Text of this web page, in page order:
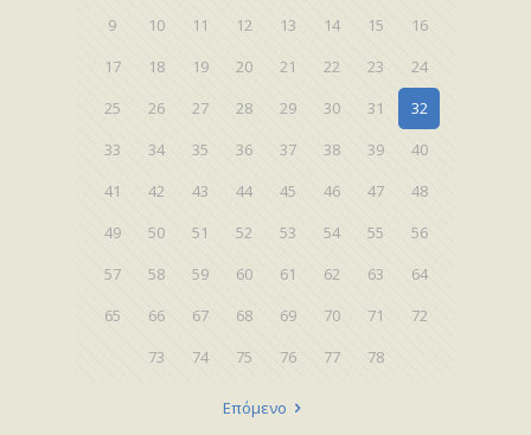
9
10 11 12 13 14 15
16
17
18 19 20 21 22 23
24
25
26 27 28 29 30 31
32
33
34 35 36 37 38 39
40
41
42 43 44 45 46 47
48
49
50 51 52 53 54 55
56
57
58 59 60 61 62 63
64
65
66 67 68 69 70 71
72
73
74 75 76 77 78
Επόμενο